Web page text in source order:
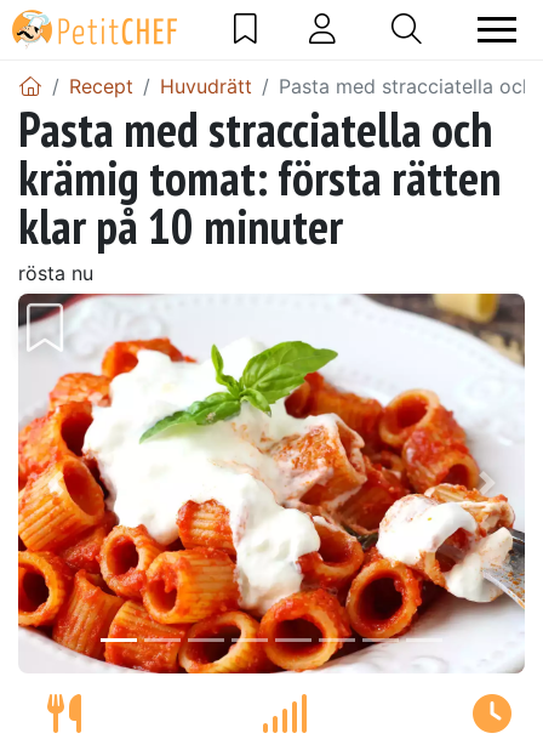
Recept Huvudrätt Pasta med stracciatella
Pasta med stracciatella och
krämig tomat: första rätten
klar på 10 minuter
rösta nu
Föregående